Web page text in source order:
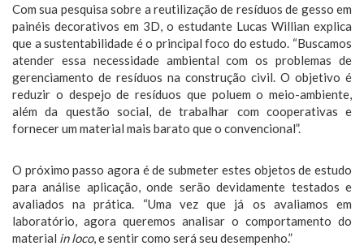
Com sua pesquisa sobre a reutilização de resíduos de gesso em
painéis decorativos em 3D, o estudante Lucas Willian explica
que a sustentabilidade é o principal foco do estudo. “Buscamos
atender essa necessidade ambiental com os problemas de
gerenciamento de resíduos na construção civil. O objetivo é
reduzir o despejo de resíduos que poluem o meio-ambiente,
além da questão social, de trabalhar com cooperativas e
fornecer um material mais barato que o convencional”.
O próximo passo agora é de submeter estes objetos de estudo
para análise aplicação, onde serão devidamente testados e
avaliados na prática. “Uma vez que já os avaliamos em
laboratório, agora queremos analisar o comportamento do
material in loco, e sentir como será seu desempenho.”